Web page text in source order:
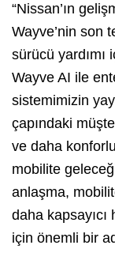
“Nissan’ın
Wayve’nin son
sürücü
Wayve AI ile
sistemimizin
çapındaki
ve daha
mobilite
anlaşma,
daha
için önemli bir